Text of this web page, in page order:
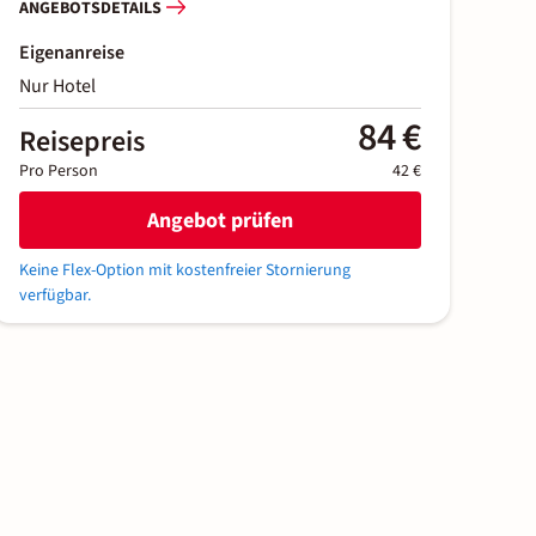
ANGEBOTSDETAILS
Eigenanreise
Nur Hotel
Reisepreis 84 €
Pro Person 42 €
Angebot prüfen
Keine Flex-Option mit kostenfreier Stornierung
verfügbar.